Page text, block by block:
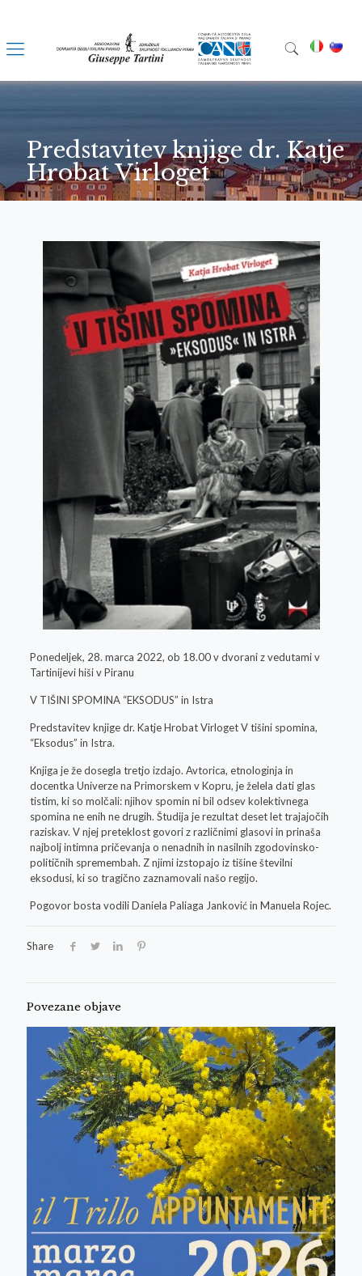
Predstavitev knjige dr. Katje
Hrobat Virloget
Ponedeljek, 28. marca 2022, ob 18.00 v dvorani z vedutami v
Tartinijevi hiši v Piranu
V TIŠINI SPOMINA “EKSODUS” in Istra
Predstavitev knjige dr. Katje Hrobat Virloget V tišini spomina,
“Eksodus” in Istra.
Knjiga je že dosegla tretjo izdajo. Avtorica, etnologinja in
docentka Univerze na Primorskem v Kopru, je želela dati glas
tistim, ki so molčali: njihov spomin ni bil odsev kolektivnega
spomina ne enih ne drugih. Študija je rezultat deset let trajajočih
raziskav. V njej preteklost govori z različnimi glasovi in prinaša
najbolj intimna pričevanja o nenadnih in nasilnih zgodovinsko-
političnih spremembah. Z njimi izstopajo iz tišine številni
eksodusi, ki so tragično zaznamovali našo regijo.
Pogovor bosta vodili Daniela Paliaga Janković in Manuela Rojec.
Share
Povezane objave